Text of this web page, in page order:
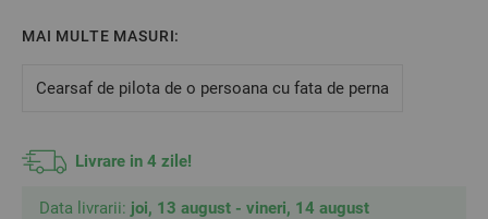
închiderea fiind cu nasturi.
ranforce. Nu se va micșora cu mai mult de 4% dacă este
pentru o prospețime a culorilor îndelungată și pentru
Fabricat în Bulgaria.
MAI MULTE MASURI:
Cearsaf de pilota de o persoana cu fata de perna
Livrare in 4 zile!
Data livrarii: joi, 13 august - vineri, 14 august